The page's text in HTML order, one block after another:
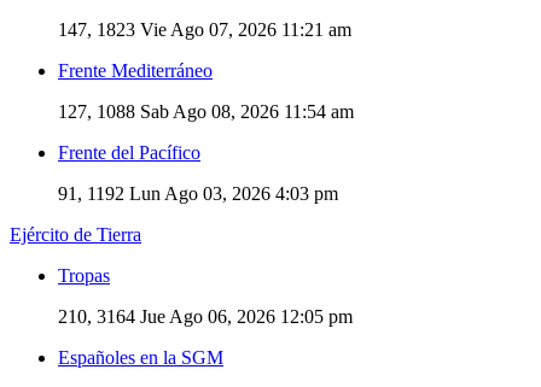
147, 1823 Vie Ago 07, 2026 11:21 am
Frente Mediterráneo
127, 1088 Sab Ago 08, 2026 11:54 am
Frente del Pacífico
91, 1192 Lun Ago 03, 2026 4:03 pm
Ejército de Tierra
Tropas
210, 3164 Jue Ago 06, 2026 12:05 pm
Españoles en la SGM